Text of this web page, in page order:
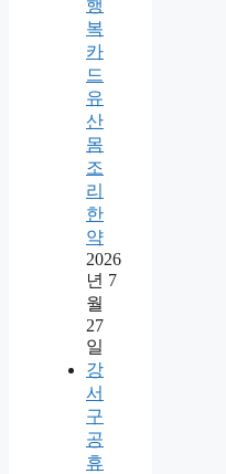
행
복
카
드
유
산
몸
조
리
한
약
2026
년 7
월
27
일
강
서
구
공
휴